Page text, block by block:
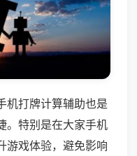
机打牌计算辅助也是
。特别是在大家手机
游戏体验，避免影响